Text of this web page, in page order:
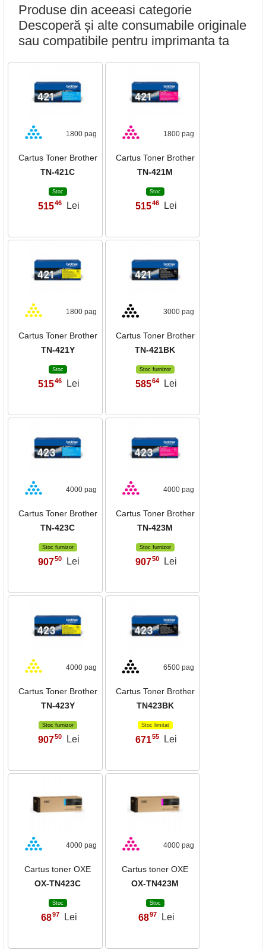
Produse din aceeasi categorie
Descoperă și alte consumabile originale
sau compatibile pentru imprimanta ta
1800 pag
Cartus Toner Brother
TN-421C
Stoc
51546 Lei
1800 pag
Cartus Toner Brother
TN-421M
Stoc
51546 Lei
1800 pag
Cartus Toner Brother
TN-421Y
Stoc
51546 Lei
3000 pag
Cartus Toner Brother
TN-421BK
Stoc furnizor
58564 Lei
4000 pag
Cartus Toner Brother
TN-423C
Stoc furnizor
90750 Lei
4000 pag
Cartus Toner Brother
TN-423M
Stoc furnizor
90750 Lei
4000 pag
Cartus Toner Brother
TN-423Y
Stoc furnizor
90750 Lei
6500 pag
Cartus Toner Brother
TN423BK
Stoc limitat
67155 Lei
4000 pag
Cartus toner OXE
OX-TN423C
Stoc
6897 Lei
4000 pag
Cartus toner OXE
OX-TN423M
Stoc
6897 Lei